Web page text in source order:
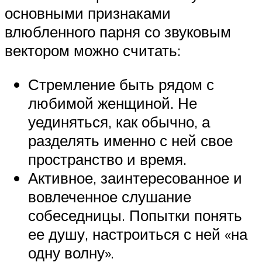
основными признаками
влюбленного парня со звуковым
вектором можно считать:
Стремление быть рядом с
любимой женщиной. Не
уединяться, как обычно, а
разделять именно с ней свое
пространство и время.
Активное, заинтересованное и
вовлеченное слушание
собеседницы. Попытки понять
ее душу, настроиться с ней «на
одну волну».